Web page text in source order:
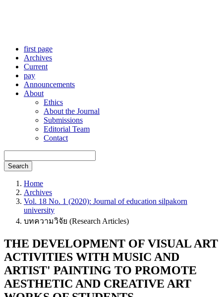
first page
Archives
Current
pay
Announcements
About
Ethics
About the Journal
Submissions
Editorial Team
Contact
Search
Home
Archives
Vol. 18 No. 1 (2020): Journal of education silpakorn
university
บทความวิจัย (Research Articles)
THE DEVELOPMENT OF VISUAL ART
ACTIVITIES WITH MUSIC AND
ARTIST' PAINTING TO PROMOTE
AESTHETIC AND CREATIVE ART